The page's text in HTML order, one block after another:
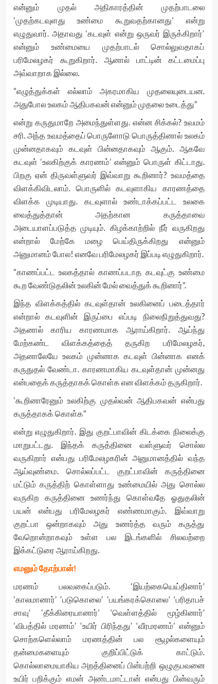
என்னும் முதல் அதிகாரத்தின் முதற்பாடலை
‘முதற்கடவுளது உண்மை கூறுவதற்கானது’ என்று
எழுதுவார். அதாவது ‘கடவுள் என்று ஒருவர் இருக்கிறார்’
என்னும் உண்மையை முதற்பாடல் சொல்லுவதாகப்
பரிமேலழகர் கூறுகிறார். ஆனால் பாட்டின் கட்டமைப்பு
அவ்வாறாக இல்லை.
“எழுத்துக்கள் எல்லாம் அகரமாகிய முதலையுடையன.
அதுபோல உலகம் ஆதிபகவன் என்னும் முதலை உடைத்து”
என்று கருதுமாறே அமைந்துள்ளது. என்ன சிக்கல்? உவமம்
சரி. அந்த உவமத்தைப் பொருளோடு பொருத்தினால் உலகம்
முன்னதாகவும் கடவுள் பின்னதாகவும் ஆகும். ஆகவே
கடவுள் ‘உலகிற்குக் காரணம்’ என்னும் பொருள் கிட்டாது.
பிறகு ஏன் திருவள்ளுவர் இவ்வாறு கூறினார்? உவமத்தை
விளக்கிவிடலாம். பொருளில் கடவுளாகிய காரணத்தை
விளக்க முடியாது. கடவுளால் உண்டாக்கப்பட்ட உலகை
வைத்துத்தான் அதற்கான கருத்தாவை
அடையாளப்படுத்த முடியும். கிழக்காற்றில் நீர் வருகிறது
என்றால் மேற்கே மழை பெய்திருக்கிறது என்னும்
அனுமானம் போல! எனவே பரிமேலழகர் இப்படி எழுதுகிறார்.
“காணப்பட்ட உலகத்தால் காணப்படாத கடவுட்கு உண்மை
கூற வேண்டுதலின் உலகின் மேல் வைத்துக் கூறினார்”.
இந்த விளக்கத்தில் கடவுள்தான் உலகினைப் படைத்தார்
என்றால் கடவுளின் இருப்பை எப்படி நிலைநிறுத்துவது?
அதனால் காரிய காரணமாக ஆராய்கிறார். ஆய்ந்து
மேற்கண்ட விளக்கத்தைத் தருகிற பரிமேலழகர்,
அதனாலேயே உலகம் முன்னாக கடவுள் பின்னாக எனக்
கருதுதல் வேண்டா. காரணமாகிய கடவுள்தான் முன்னது
என்பதைக் கருத்தாகக் கொள்க என விளக்கம் தருகிறார்.
‘கூறினாரேனும் உலகிற்கு முதல்வன் ஆதிபகவன் என்பது
கருத்தாகக் கொள்க”
என்று எழுதுகிறார். இது குறட்பாவின் கிடக்கை நிலைக்கு
மாறுபட்டது. இந்தக் கருத்தினை வள்ளுவர் சொல்ல
வருகிறார் என்பது பரிமேலழகரின் அனுமானத்தில் வந்த
ஆய்வுண்மை. சொல்லப்பட்ட குறட்பாவின் கருத்தினை
மட்டும் கருத்திற் கொள்ளாது உண்மையில் அது சொல்ல
வருகிற கருத்தினை உணர்ந்து கொள்வதே ஓதுதலின்
பயன் என்பது பரிமேலழகர் எண்ணமாகும். இவ்வாறு
குறட்பா ஒன்றாகவும் அது உணர்த்த வரும் கருத்து
வேறொன்றாகவும் உள்ள பல இடங்களில் சிலவற்றை
இக்கட்டுரை ஆராய்கிறது.
எமனும் தோற்பான்!
மரணம் பலவகைப்படும். ‘இயற்கையெய்தினார்’
‘காலமானார்’ ‘படுகொலை’ ‘பயங்கரக்கொலை’ ‘பரிதாபச்
சாவு’ ‘தீக்கிரையானார்’ ‘வெள்ளத்தில் மூழ்கினார்’
‘விபத்தில் மரணம்’ ‘உயிர் பிரிந்தது’ ‘வீரமரணம்’ என்னும்
சொற்களெல்லாம் மரணத்தின் பல சூழல்களையும்
தன்மைகளையும் குறிப்பிட்டுக் காட்டும்.
கொல்லாமையாகிய அறத்தினைப் பின்பற்றி ஒழுகுபவனை
உயிர் பறிக்கும் எமன் அண்டமாட்டான் என்பது பின்வரும்